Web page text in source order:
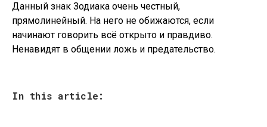
Данный знак Зодиака очень честный,
прямолинейный. На него не обижаются, если
начинают говорить всё открыто и правдиво.
Ненавидят в общении ложь и предательство.
In this article: